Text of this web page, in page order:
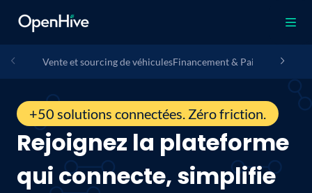
Vente et sourcing de véhiculesFinancement & Paiement
+50 solutions connectées. Zéro friction.
Rejoignez la plateforme
qui connecte, simplifie